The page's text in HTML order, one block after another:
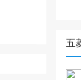
五
上传视频最多10个